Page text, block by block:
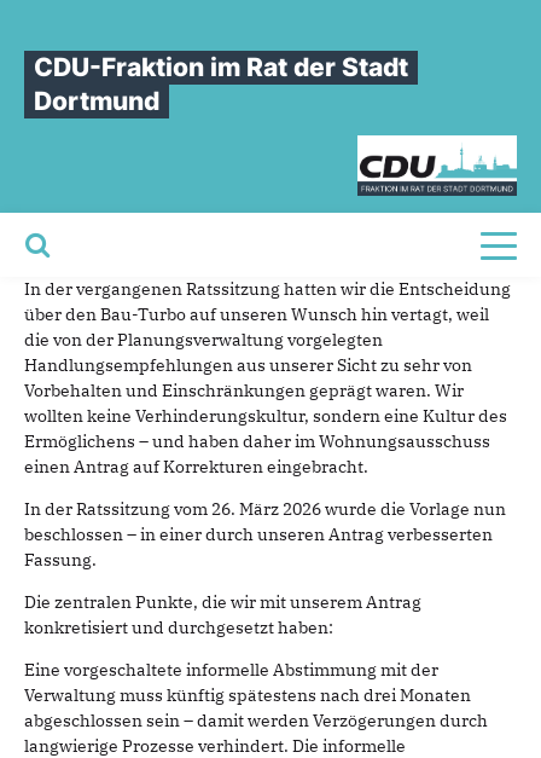
CDU-Fraktion im Rat der Stadt
Dortmund
Sie sind hier
Betreiben der CDU
Bau-Turbo:
Korrekturenauf
18.05.2026
In der vergangenen Ratssitzung hatten wir die Entscheidung
über den Bau-Turbo auf unseren Wunsch hin vertagt, weil
die von der Planungsverwaltung vorgelegten
Handlungsempfehlungen aus unserer Sicht zu sehr von
Vorbehalten und Einschränkungen geprägt waren. Wir
wollten keine Verhinderungskultur, sondern eine Kultur des
Ermöglichens – und haben daher im Wohnungsausschuss
einen Antrag auf Korrekturen eingebracht.
In der Ratssitzung vom 26. März 2026 wurde die Vorlage nun
beschlossen – in einer durch unseren Antrag verbesserten
Fassung.
Die zentralen Punkte, die wir mit unserem Antrag
konkretisiert und durchgesetzt haben:
Eine vorgeschaltete informelle Abstimmung mit der
Verwaltung muss künftig spätestens nach drei Monaten
abgeschlossen sein – damit werden Verzögerungen durch
langwierige Prozesse verhindert. Die informelle